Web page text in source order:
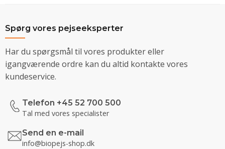
Spørg vores pejseeksperter
Har du spørgsmål til vores produkter eller
igangværende ordre kan du altid kontakte vores
kundeservice.
Telefon +45 52 700 500
Tal med vores specialister
Send en e-mail
info@biopejs-shop.dk